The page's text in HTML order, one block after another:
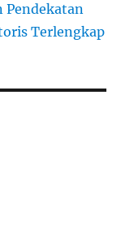
Pendekatan
Terlengkap